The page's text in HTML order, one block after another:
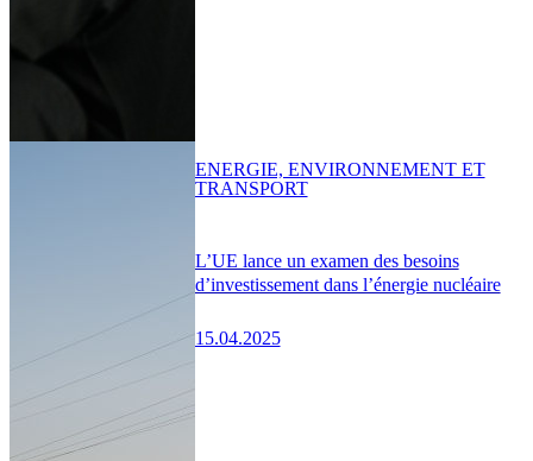
L’UE lance un examen des besoins
d’investissement dans l’énergie nucléaire
15.04.2025
ENERGIE, ENVIRONNEMENT ET
TRANSPORT